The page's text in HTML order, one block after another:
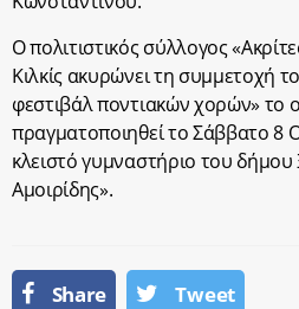
Ο πολιτιστικός σύλλογος
Κιλκίς ακυρώνει τη συμμετοχή
φεστιβάλ ποντιακών χορών» το
πραγματοποιηθεί το Σάββατο 8
κλειστό γυμναστήριο του
Αμοιρίδης».
Share Tweet